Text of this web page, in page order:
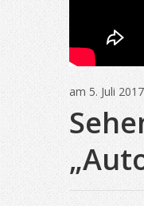
am 5. Juli